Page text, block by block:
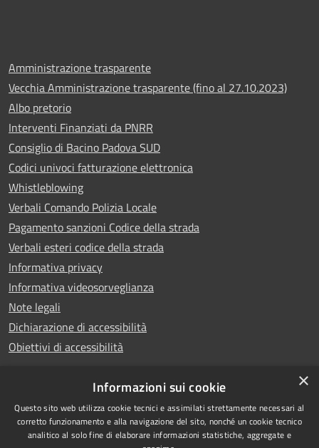
Amministrazione trasparente
Vecchia Amministrazione trasparente (fino al 27.10.2023)
Albo pretorio
Interventi Finanziati da PNRR
Consiglio di Bacino Padova SUD
Codici univoci fatturazione elettronica
Whistleblowing
Verbali Comando Polizia Locale
Pagamento sanzioni Codice della strada
Verbali esteri codice della strada
Informativa privacy
Informativa videosorveglianza
Note legali
Dichiarazione di accessibilità
Obiettivi di accessibilità
RSS
Accessibilità
Copyright © 2026 • Comune di
Piove di Sacco • Powered by
×
Informazioni sui cookie
Questo sito web utilizza cookie tecnici e assimilati strettamente necessari al
corretto funzionamento e alla navigazione del sito, nonché un cookie tecnico
analitico al solo fine di elaborare informazioni statistiche, aggregate e